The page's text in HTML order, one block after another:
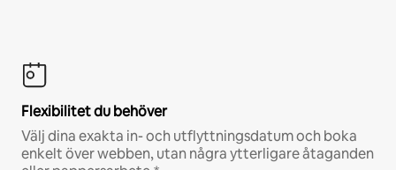
Flexibilitet du behöver
Välj dina exakta in- och utflyttningsdatum och boka
enkelt över webben, utan några ytterligare åtaganden